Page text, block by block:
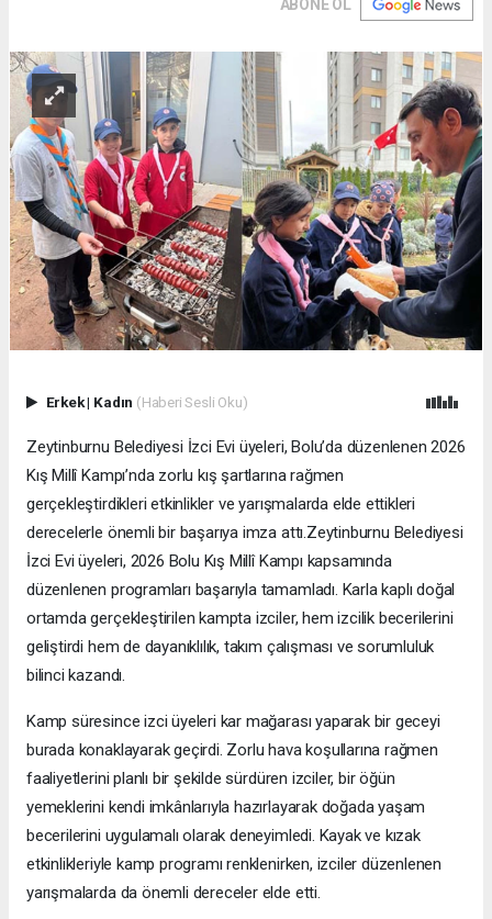
ABONE OL
Erkek| Kadın (Haberi Sesli Oku)
Zeytinburnu Belediyesi İzci Evi üyeleri, Bolu’da düzenlenen 2026
Kış Millî Kampı’nda zorlu kış şartlarına rağmen
gerçekleştirdikleri etkinlikler ve yarışmalarda elde ettikleri
derecelerle önemli bir başarıya imza attı.Zeytinburnu Belediyesi
İzci Evi üyeleri, 2026 Bolu Kış Millî Kampı kapsamında
düzenlenen programları başarıyla tamamladı. Karla kaplı doğal
ortamda gerçekleştirilen kampta izciler, hem izcilik becerilerini
geliştirdi hem de dayanıklılık, takım çalışması ve sorumluluk
bilinci kazandı.
Kamp süresince izci üyeleri kar mağarası yaparak bir geceyi
burada konaklayarak geçirdi. Zorlu hava koşullarına rağmen
faaliyetlerini planlı bir şekilde sürdüren izciler, bir öğün
yemeklerini kendi imkânlarıyla hazırlayarak doğada yaşam
becerilerini uygulamalı olarak deneyimledi. Kayak ve kızak
etkinlikleriyle kamp programı renklenirken, izciler düzenlenen
yarışmalarda da önemli dereceler elde etti.